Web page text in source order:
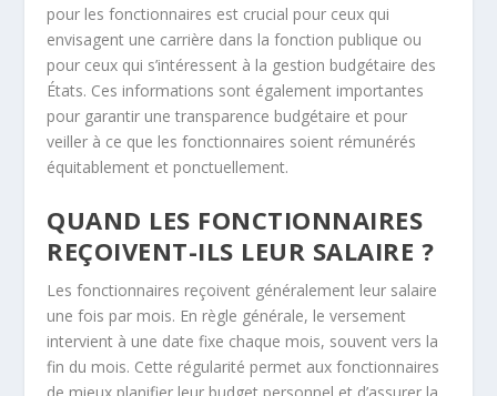
pour les fonctionnaires est crucial pour ceux qui
envisagent une carrière dans la fonction publique ou
pour ceux qui s’intéressent à la gestion budgétaire des
États. Ces informations sont également importantes
pour garantir une transparence budgétaire et pour
veiller à ce que les fonctionnaires soient rémunérés
équitablement et ponctuellement.
QUAND LES FONCTIONNAIRES
REÇOIVENT-ILS LEUR SALAIRE ?
Les fonctionnaires reçoivent généralement leur salaire
une fois par mois. En règle générale, le versement
intervient à une date fixe chaque mois, souvent vers la
fin du mois. Cette régularité permet aux fonctionnaires